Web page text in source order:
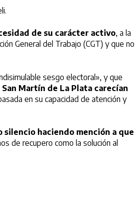
de su carácter activo, a la
General del Trabajo (CGT) y que no
sesgo electoral», y que
Martín de La Plata carecían
en su capacidad de atención y
haciendo mención a que
de recupero como la solución al